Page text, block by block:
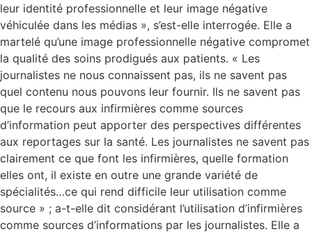
leur identité professionnelle et leur image négative
véhiculée dans les médias », s’est-elle interrogée. Elle a
martelé qu’une image professionnelle négative compromet
la qualité des soins prodigués aux patients. « Les
journalistes ne nous connaissent pas, ils ne savent pas
quel contenu nous pouvons leur fournir. Ils ne savent pas
que le recours aux infirmières comme sources
d’information peut apporter des perspectives différentes
aux reportages sur la santé. Les journalistes ne savent pas
clairement ce que font les infirmières, quelle formation
elles ont, il existe en outre une grande variété de
spécialités…ce qui rend difficile leur utilisation comme
source » ; a-t-elle dit considérant l’utilisation d’infirmières
comme sources d’informations par les journalistes. Elle a